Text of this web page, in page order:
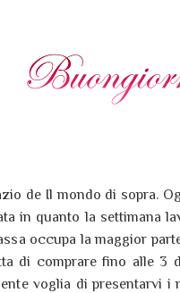
de Il mondo di sopra.
in quanto la settimana
occupa la maggior
di comprare fino alle 3
voglia di presentarvi